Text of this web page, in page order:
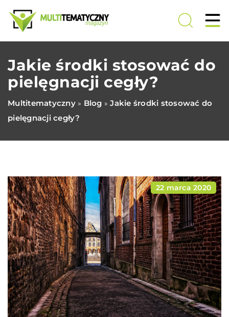
Jakie środki stosować do
pielęgnacji cegły?
Multitematyczny» Blog »Jakie środki stosować do
pielęgnacji cegły?
22 marca 2020